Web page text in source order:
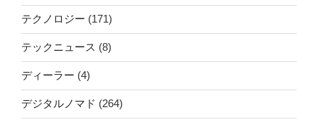
テクノロジー (171)
テックニュース (8)
ディーラー (4)
デジタルノマド (264)